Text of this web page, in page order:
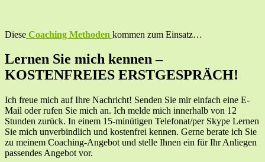
Diese Coaching Methoden kommen zum Einsatz…
Lernen Sie mich kennen –
KOSTENFREIES ERSTGESPRÄCH!
Ich freue mich auf Ihre Nachricht! Senden Sie mir einfach eine E-
Mail oder rufen Sie mich an. Ich melde mich innerhalb von 12
Stunden zurück. In einem 15-minütigen Telefonat/per Skype Lernen
Sie mich unverbindlich und kostenfrei kennen. Gerne berate ich Sie
zu meinem Coaching-Angebot und stelle Ihnen ein für Ihr Anliegen
passendes Angebot vor.